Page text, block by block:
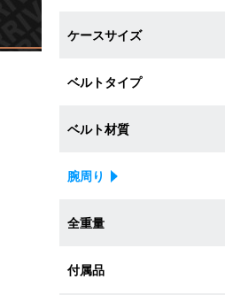
ケースサイズ
ベルトタイプ
ベルト材質
腕周り
全重量
付属品